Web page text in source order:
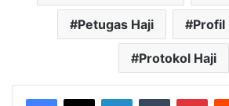
Petugas Haji Profil
Protokol Haji
LinkedInTumblr